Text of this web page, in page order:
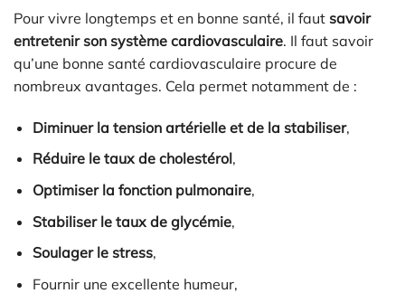
Pour vivre longtemps et en bonne santé, il faut savoir
entretenir son système cardiovasculaire. Il faut savoir
qu’une bonne santé cardiovasculaire procure de
nombreux avantages. Cela permet notamment de :
Diminuer la tension artérielle et de la stabiliser,
Réduire le taux de cholestérol,
Optimiser la fonction pulmonaire,
Stabiliser le taux de glycémie,
Soulager le stress,
Fournir une excellente humeur,